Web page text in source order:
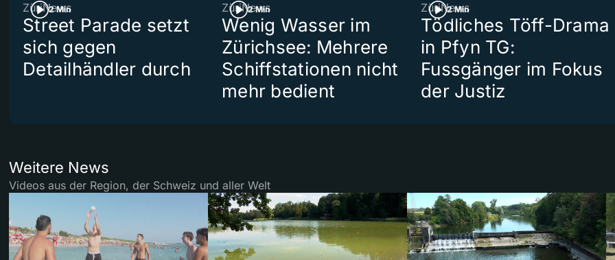
2 Min
ZüriNews
Street Parade setzt
sich gegen
Detailhändler durch
2 Min
ZüriNews
Wenig Wasser im
Zürichsee: Mehrere
Schiffstationen nicht
mehr bedient
2 Min
ZüriNews
Tödliches Töff-Drama
in Pfyn TG:
Fussgänger im Fokus
der Justiz
Weitere News
Videos aus der Region, der Schweiz und aller Welt